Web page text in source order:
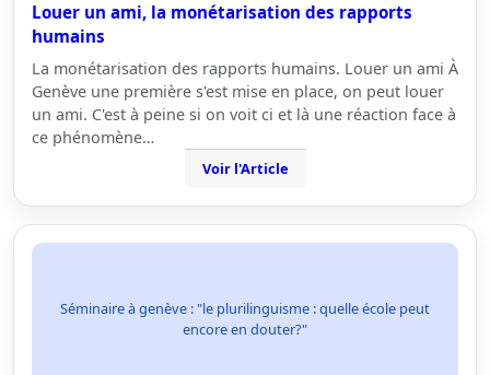
Louer un ami, la monétarisation des rapports
humains
La monétarisation des rapports humains. Louer un ami À
Genève une première s'est mise en place, on peut louer
un ami. C'est à peine si on voit ci et là une réaction face à
ce phénomène…
Voir l'Article
Séminaire à genève : "le plurilinguisme : quelle école peut
encore en douter?"